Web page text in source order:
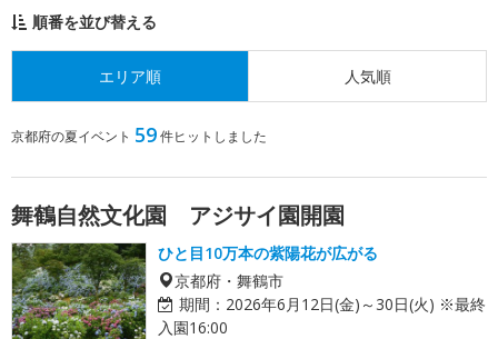
順番を並び替える
エリア順 人気順
京都府の夏イベント 59件ヒットしました
舞鶴自然文化園 アジサイ園開園
ひと目10万本の紫陽花が広がる
京都府・舞鶴市
期間： 2026年6月12日(金)～30日(火) ※最終
入園16:00